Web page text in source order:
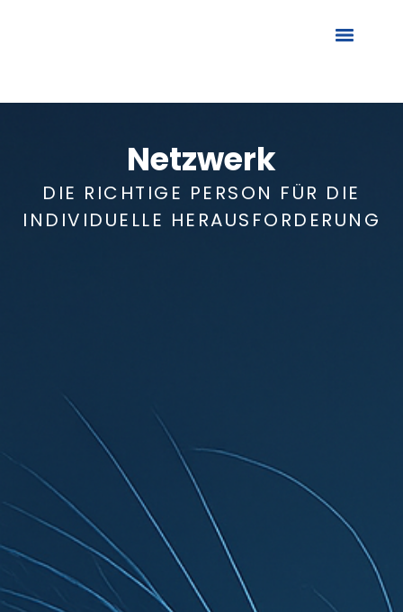
Netzwerk
DIE RICHTIGE PERSON FÜR DIE
INDIVIDUELLE HERAUSFORDERUNG